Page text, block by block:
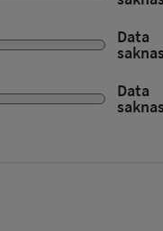
Data
saknas
Data
saknas